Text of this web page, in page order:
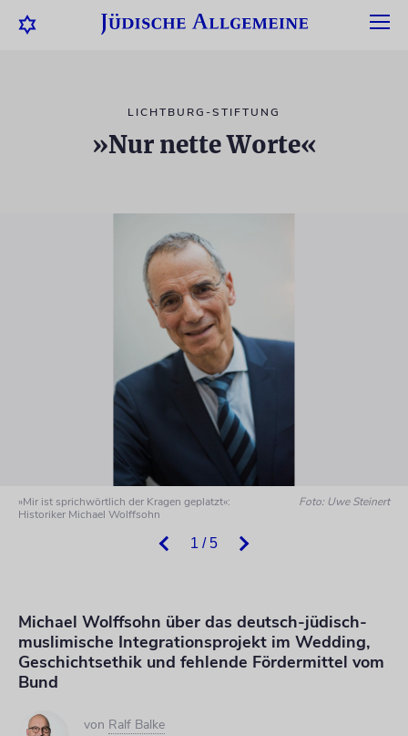
LICHTBURG-STIFTUNG
»Nur nette Worte«
1 / 5
»Mir ist sprichwörtlich der Kragen geplatzt«:
Historiker Michael Wolffsohn
Foto: Uwe Steinert
Michael Wolffsohn über das deutsch-jüdisch-
muslimische Integrationsprojekt im Wedding,
Geschichtsethik und fehlende Fördermittel vom
Bund
von Ralf Balke